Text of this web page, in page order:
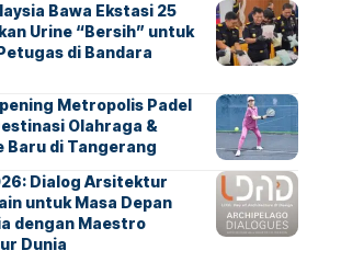
Bawa Ekstasi 25
Urine “Bersih” untuk
di Bandara
Metropolis Padel
Olahraga &
Baru di Tangerang
Dialog Arsitektur
untuk Masa Depan
dengan Maestro
Dunia